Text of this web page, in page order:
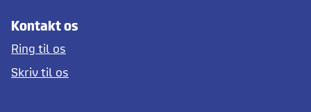
Kontakt os
Ring til os
Skriv til os